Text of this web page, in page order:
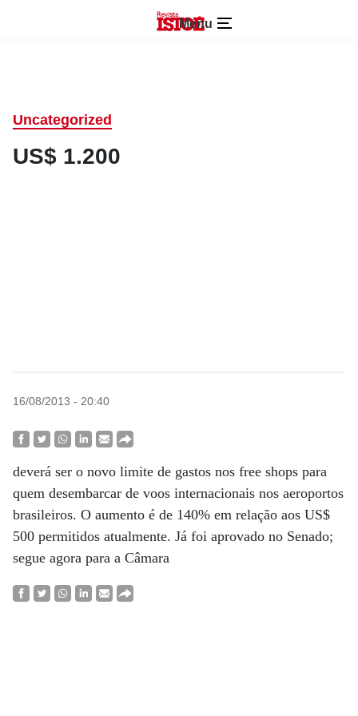
Menu
Uncategorized
US$ 1.200
16/08/2013 - 20:40
deverá ser o novo limite de gastos nos free shops para
quem desembarcar de voos internacionais nos aeroportos
brasileiros. O aumento é de 140% em relação aos US$
500 permitidos atualmente. Já foi aprovado no Senado;
segue agora para a Câmara